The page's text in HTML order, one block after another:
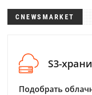
CNEWSMARKET
S3-
Подобрать